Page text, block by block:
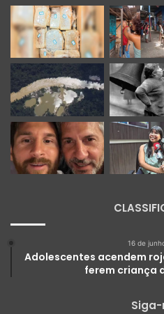
16 de
Adolescentes acendem
ferem criança
Siga-